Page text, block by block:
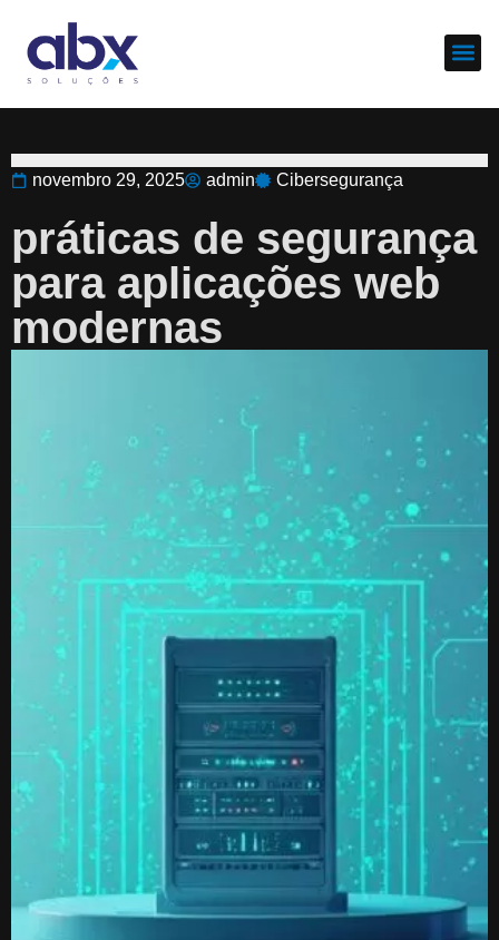
novembro 29, 2025 admin Cibersegurança
práticas de segurança
para aplicações web
modernas